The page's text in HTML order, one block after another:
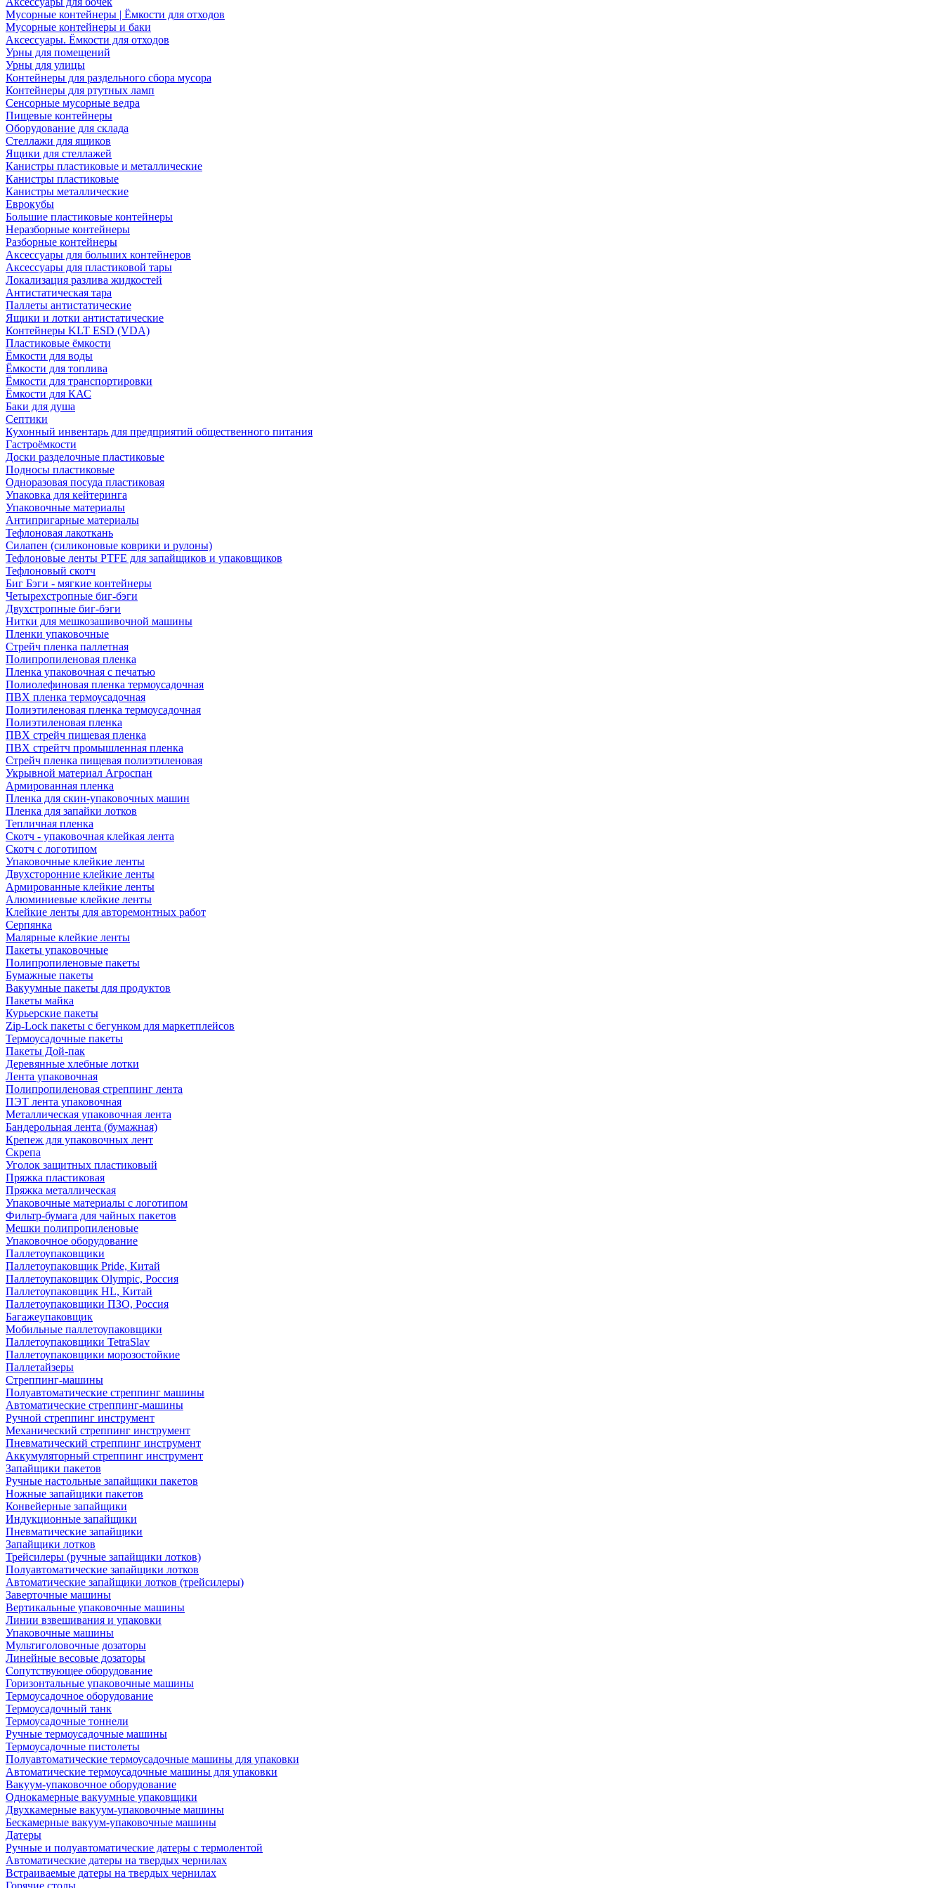
Мусорные контейнеры | Ёмкости для отходов
Мусорные контейнеры и баки
Аксессуары. Ёмкости для отходов
Урны для помещений
Урны для улицы
Контейнеры для раздельного сбора мусора
Контейнеры для ртутных ламп
Сенсорные мусорные ведра
Пищевые контейнеры
Оборудование для склада
Стеллажи для ящиков
Ящики для стеллажей
Канистры пластиковые и металлические
Канистры пластиковые
Канистры металлические
Еврокубы
Большие пластиковые контейнеры
Неразборные контейнеры
Разборные контейнеры
Аксессуары для больших контейнеров
Аксессуары для пластиковой тары
Локализация разлива жидкостей
Антистатическая тара
Паллеты антистатические
Ящики и лотки антистатические
Контейнеры KLT ESD (VDA)
Пластиковые ёмкости
Ёмкости для воды
Ёмкости для топлива
Ёмкости для транспортировки
Ёмкости для КАС
Баки для душа
Септики
Кухонный инвентарь для предприятий общественного питания
Гастроёмкости
Доски разделочные пластиковые
Подносы пластиковые
Одноразовая посуда пластиковая
Упаковка для кейтеринга
Упаковочные материалы
Антипригарные материалы
Тефлоновая лакоткань
Силапен (силиконовые коврики и рулоны)
Тефлоновые ленты PTFE для запайщиков и упаковщиков
Тефлоновый скотч
Биг Бэги - мягкие контейнеры
Четырехстропные биг-бэги
Двухстропные биг-бэги
Нитки для мешкозашивочной машины
Пленки упаковочные
Стрейч пленка паллетная
Полипропиленовая пленка
Пленка упаковочная с печатью
Полиолефиновая пленка термоусадочная
ПВХ пленка термоусадочная
Полиэтиленовая пленка термоусадочная
Полиэтиленовая пленка
ПВХ стрейч пищевая пленка
ПВХ стрейтч промышленная пленка
Стрейч пленка пищевая полиэтиленовая
Укрывной материал Агроспан
Армированная пленка
Пленка для скин-упаковочных машин
Пленка для запайки лотков
Тепличная пленка
Скотч - упаковочная клейкая лента
Скотч с логотипом
Упаковочные клейкие ленты
Двухсторонние клейкие ленты
Армированные клейкие ленты
Алюминиевые клейкие ленты
Клейкие ленты для авторемонтных работ
Серпянка
Малярные клейкие ленты
Пакеты упаковочные
Полипропиленовые пакеты
Бумажные пакеты
Вакуумные пакеты для продуктов
Пакеты майка
Курьерские пакеты
Zip-Lock пакеты с бегунком для маркетплейсов
Термоусадочные пакеты
Пакеты Дой-пак
Деревянные хлебные лотки
Лента упаковочная
Полипропиленовая стреппинг лента
ПЭТ лента упаковочная
Металлическая упаковочная лента
Бандерольная лента (бумажная)
Крепеж для упаковочных лент
Скрепа
Уголок защитных пластиковый
Пряжка пластиковая
Пряжка металлическая
Упаковочные материалы с логотипом
Фильтр-бумага для чайных пакетов
Мешки полипропиленовые
Упаковочное оборудование
Паллетоупаковщики
Паллетоупаковщик Pride, Китай
Паллетоупаковщик Olympic, Россия
Паллетоупаковщик HL, Китай
Паллетоупаковщики ПЗО, Россия
Багажеупаковщик
Мобильные паллетоупаковщики
Паллетоупаковщики TetraSlav
Паллетоупаковщики морозостойкие
Паллетайзеры
Стреппинг-машины
Полуавтоматические стреппинг машины
Автоматические стреппинг-машины
Ручной стреппинг инструмент
Механический стреппинг инструмент
Пневматический стреппинг инструмент
Аккумуляторный стреппинг инструмент
Запайщики пакетов
Ручные настольные запайщики пакетов
Ножные запайщики пакетов
Конвейерные запайщики
Индукционные запайщики
Пневматические запайщики
Запайщики лотков
Трейсилеры (ручные запайщики лотков)
Полуавтоматические запайщики лотков
Автоматические запайщики лотков (трейсилеры)
Заверточные машины
Вертикальные упаковочные машины
Линии взвешивания и упаковки
Упаковочные машины
Мультиголовочные дозаторы
Линейные весовые дозаторы
Сопутствующее оборудование
Горизонтальные упаковочные машины
Термоусадочное оборудование
Термоусадочный танк
Термоусадочные тоннели
Ручные термоусадочные машины
Термоусадочные пистолеты
Полуавтоматические термоусадочные машины для упаковки
Автоматические термоусадочные машины для упаковки
Вакуум-упаковочное оборудование
Однокамерные вакуумные упаковщики
Двухкамерные вакуум-упаковочные машины
Бескамерные вакуум-упаковочные машины
Датеры
Ручные и полуавтоматические датеры с термолентой
Автоматические датеры на твердых чернилах
Встраиваемые датеры на твердых чернилах
Горячие столы